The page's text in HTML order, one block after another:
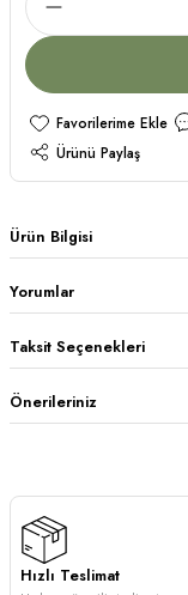
Ürünü Paylaş
Ürün Bilgisi
Yorumlar
Taksit Seçenekleri
Önerileriniz
Hızlı Teslimat